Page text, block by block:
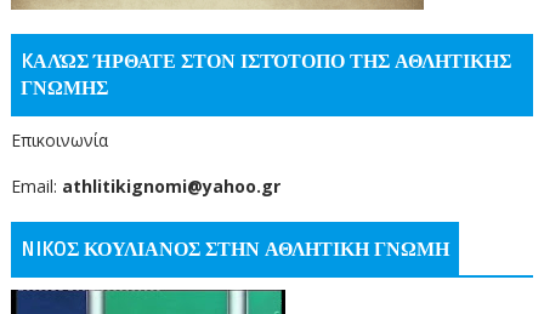
KΑΛΏΣ ΉΡΘΑΤΕ ΣΤΟΝ ΙΣΤΌΤΟΠΟ ΤΗΣ ΑΘΛΗΤΙΚΗΣ
ΓΝΩΜΗΣ
Επικοινωνία
Email: athlitikignomi@yahoo.gr
NIKOΣ ΚΟΥΛΙΑΝΟΣ ΣΤΗΝ ΑΘΛΗΤΙΚΗ ΓΝΩΜΗ